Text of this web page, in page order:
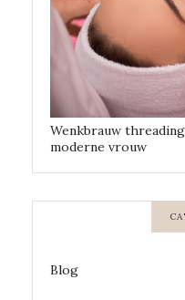
Wenkbrauw
moderne vrouw
Blog